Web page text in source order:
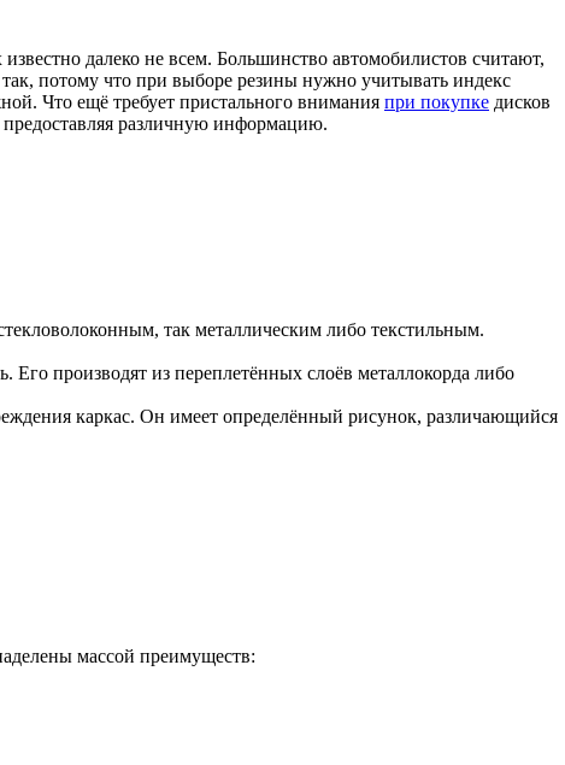
далеко не всем. Большинство автомобилистов считают,
потому что при выборе резины нужно учитывать индекс
Что ещё требует пристального внимания при покупке дисков
предоставляя различную информацию.
так металлическим либо текстильным.
производят из переплетённых слоёв металлокорда либо
каркас. Он имеет определённый рисунок, различающийся
массой преимуществ: